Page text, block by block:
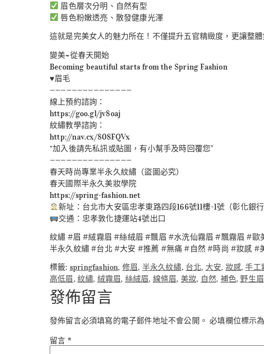
眉色層次分明、自然有型
唇色粉嫩透亮、散發健康光澤
這就是完美女人的魅力所在！不僅提升五官精緻度，更讓整
變美~從春天開始
Becoming beautiful starts from the Spring Fashion
♥️眉毛
———————————————
線上預約諮詢：
https://goo.gl/jv8oaj
紋繡教學諮詢：
http://nav.cx/808FQVx
“加入後請先私訊或貼圖，有小幫手及時回覆您”
———————————————
春天時尚專業半永久紋繡（盜圖必究）
春天國際半永久美妝學院
https://spring-fashion.net
新址：台北市大安區忠孝東路四段166號11樓-1號（彰化銀行
交通：忠孝敦化捷運站4號出口
紋繡 #眉 #絨霧眉 #絲絨眉 #飄眉 #水洗仙霧眉 #飄霧眉 #
半永久紋繡 #台北 #大安 #推薦 #無痛 #自然 #時尚 #妝感
標籤: springfashion, 修眉, 半永久紋繡, 台北, 大安, 妝感,手工
高低眉,紋繡, 絨霧眉, 絲絨眉, 線條眉, 美妝, 自然, 補色, 野生眉
發佈留言
發佈留言必須填寫的電子郵件地址不會公開。 必填欄位標示為
留言 *